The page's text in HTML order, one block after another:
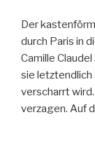
Der
durch Paris in
Camille
sie letztendlich
verscharrt
verzagen. Auf